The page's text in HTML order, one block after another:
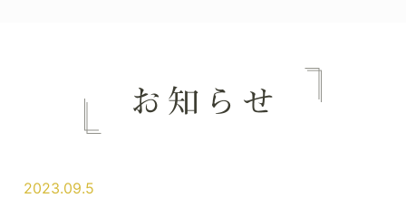
2023.09.5